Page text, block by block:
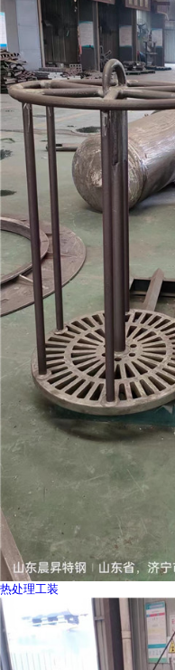
热处理工装